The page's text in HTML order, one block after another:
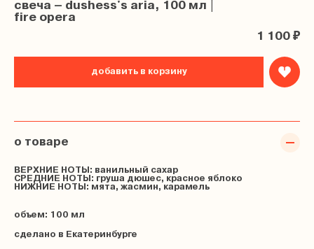
свеча – dushess's aria, 100 мл |
fire opera
1 100 ₽
добавить в корзину
о товаре
ВЕРХНИЕ НОТЫ: ванильный сахар
СРЕДНИЕ НОТЫ: груша дюшес, красное яблоко
НИЖНИЕ НОТЫ: мята, жасмин, карамель
объем: 100 мл
сделано в Екатеринбурге